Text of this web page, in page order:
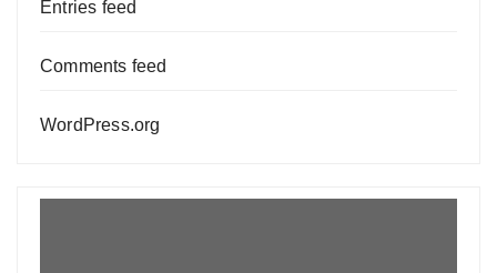
Entries feed
Comments feed
WordPress.org